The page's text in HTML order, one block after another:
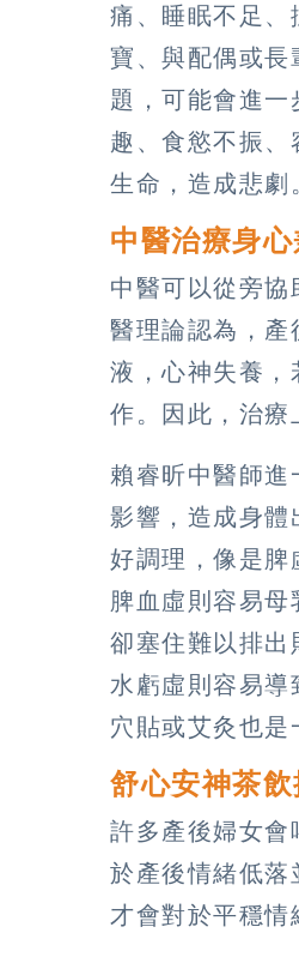
痛、睡眠不足、
寶、與配偶或長
題，可能會進一
趣、食慾不振、
生命，造成悲劇
中醫治療身
中醫可以從旁協
醫理論認為，產
液，心神失養，
作。因此，治療
賴睿昕中醫師進
影響，造成身體
好調理，像是脾
脾血虛則容易
卻塞住難以排出
水虧虛則容易
穴貼或艾灸也是
舒心安神茶
許多產後婦女會
於產後情緒低落
才會對於平穩情